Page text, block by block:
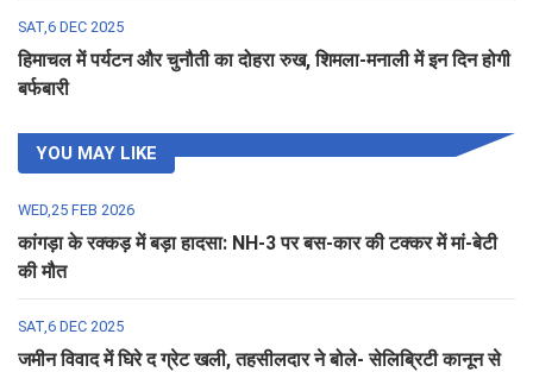
SAT,6 DEC 2025
हिमाचल में पर्यटन और चुनौती का दोहरा रुख, शिमला-मनाली में इन दिन होगी
बर्फबारी
YOU MAY LIKE
WED,25 FEB 2026
कांगड़ा के रक्कड़ में बड़ा हादसा: NH-3 पर बस-कार की टक्कर में मां-बेटी
की मौत
SAT,6 DEC 2025
जमीन विवाद में घिरे द ग्रेट खली, तहसीलदार ने बोले- सेलिब्रिटी कानून से